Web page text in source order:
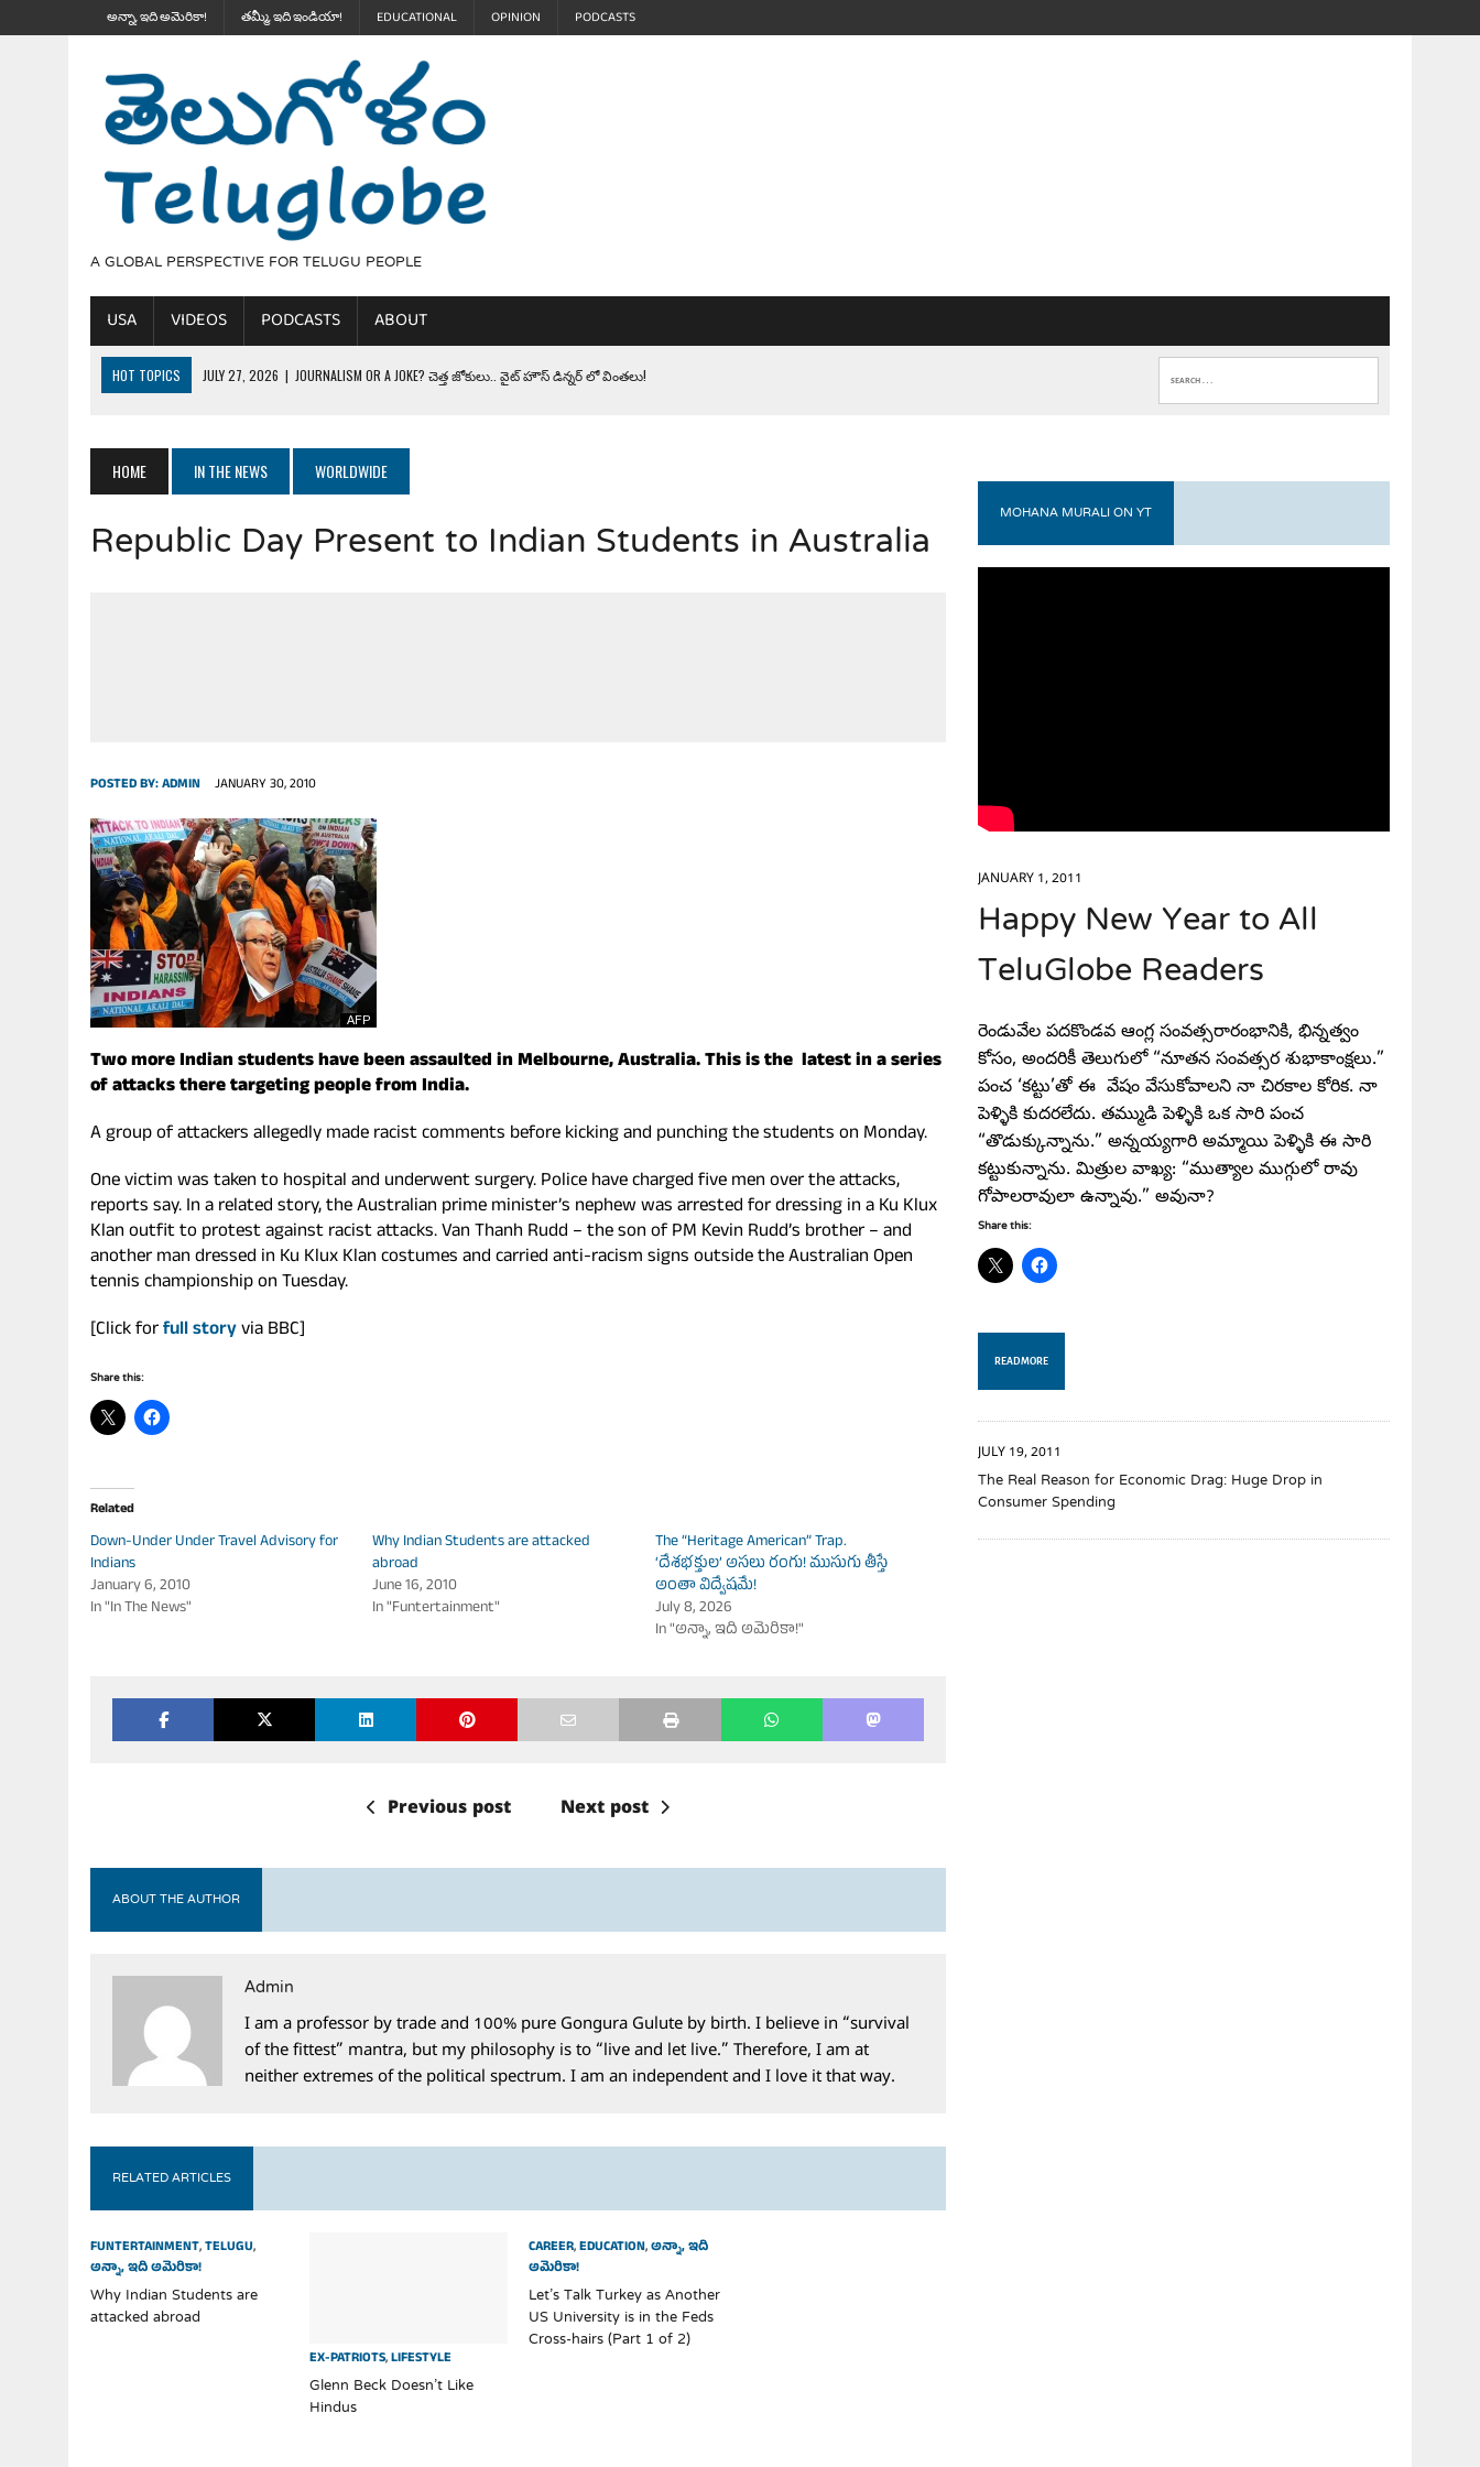
అన్నా, ఇది అమెరికా! తమ్మీ, ఇది ఇండియా! EDUCATIONAL OPINION PODCASTS
A GLOBAL PERSPECTIVE FOR TELUGU PEOPLE
USA VIDEOS PODCASTS ABOUT
HOT TOPICS JULY 27, 2026 | JOURNALISM OR A JOKE? చెత్త జోకులు.. వైట్ హౌస్ డిన్నర్ లో వింతలు!
JULY 24, 2026 | TRUMP’S WILD TOLL BOOTH SCHEME & THE $100K TELEPROMPTER BET. సముద్రంలో ట్రంప్ టోల్ బూత్
JULY 20, 2026
|
THE REALITY OF COSTCO, WALMART IN GLOBAL MARKETS.. ఒక మాగా ‘మేధావి’ అజ్ఞానం
HOME IN THE NEWS WORLDWIDE
Republic Day Present to Indian Students in Australia
POSTED BY:ADMIN JANUARY 30, 2010
Two more Indian students have been assaulted in Melbourne, Australia. This is the latest in a series
of attacks there targeting people from India.
A group of attackers allegedly made racist comments before kicking and punching the students on Monday.
One victim was taken to hospital and underwent surgery. Police have charged five men over the attacks,
reports say. In a related story, the Australian prime minister’s nephew was arrested for dressing in a Ku Klux
Klan outfit to protest against racist attacks. Van Thanh Rudd – the son of PM Kevin Rudd’s brother – and
another man dressed in Ku Klux Klan costumes and carried anti-racism signs outside the Australian Open
tennis championship on Tuesday.
[Click forfull storyvia BBC]
Share this:
Related
Down-Under Under Travel Advisory for
Indians
January 6, 2010
In "In The News"
Why Indian Students are attacked
abroad
June 16, 2010
In "Funtertainment"
The “Heritage American” Trap.
‘దేశభక్తుల’ అసలు రంగు! ముసుగు తీస్తే
అంతా విద్వేషమే!
July 8, 2026
In "అన్నా, ఇది అమెరికా!"
Previous post Next post
ABOUT THE AUTHOR
Admin
I am a professor by trade and 100% pure Gongura Gulute by birth. I believe in “survival
of the fittest” mantra, but my philosophy is to “live and let live.” Therefore, I am at
neither extremes of the political spectrum. I am an independent and I love it that way.
RELATED ARTICLES
FUNTERTAINMENT,TELUGU,
అన్నా, ఇది అమెరికా!
Why Indian Students are
attacked abroad
EX-PATRIOTS,LIFESTYLE
Glenn Beck Doesn’t Like
Hindus
CAREER,EDUCATION,అన్నా, ఇది
అమెరికా!
Let’s Talk Turkey as Another
US University is in the Feds
Cross-hairs (Part 1 of 2)
MOHANA MURALI ON YT
JANUARY 1, 2011
Happy New Year to All
TeluGlobe Readers
రెండువేల పదకొండవ ఆంగ్ల సంవత్సరారంభానికి, భిన్నత్వం
కోసం, అందరికీ తెలుగులో “నూతన సంవత్సర శుభాకాంక్షలు.”
పంచ ‘కట్టు’తో ఈ వేషం వేసుకోవాలని నా చిరకాల కోరిక. నా
పెళ్ళికి కుదరలేదు. తమ్ముడి పెళ్ళికి ఒక సారి పంచ
“తొడుక్కున్నాను.” అన్నయ్యగారి అమ్మాయి పెళ్ళికి ఈ సారి
కట్టుకున్నాను. మిత్రుల వాఖ్య: “ముత్యాల ముగ్గులో రావు
గోపాలరావులా ఉన్నావు.” అవునా?
Share this:
READ MORE
JULY 19, 2011
The Real Reason for Economic Drag: Huge Drop in
Consumer Spending